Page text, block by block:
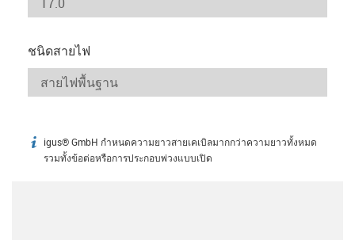
ชนิดสายไฟ
igus-icon-info
igus® GmbH กำหนดความยาวสายเคเบิลมากกว่าความยาวทั้งหมด
รวมทั้งข้อต่อหรือการประกอบพ่วงแบบเปิด